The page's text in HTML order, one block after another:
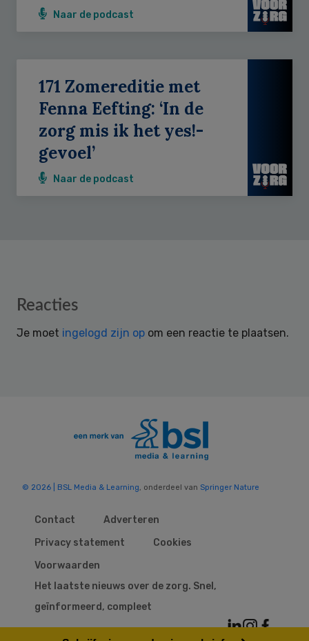
Naar de podcast
171 Zomereditie met
Fenna Eefting: ‘In de
zorg mis ik het yes!-
gevoel’
Naar de podcast
Reader
Reacties
Je moet ingelogd zijn op om een reactie te plaatsen.
© 2026 | BSL Media & Learning , onderdeel van Springer Nature
Contact
Adverteren
Privacy statement
Cookies
Voorwaarden
Het laatste nieuws over de zorg. Snel,
geïnformeerd, compleet